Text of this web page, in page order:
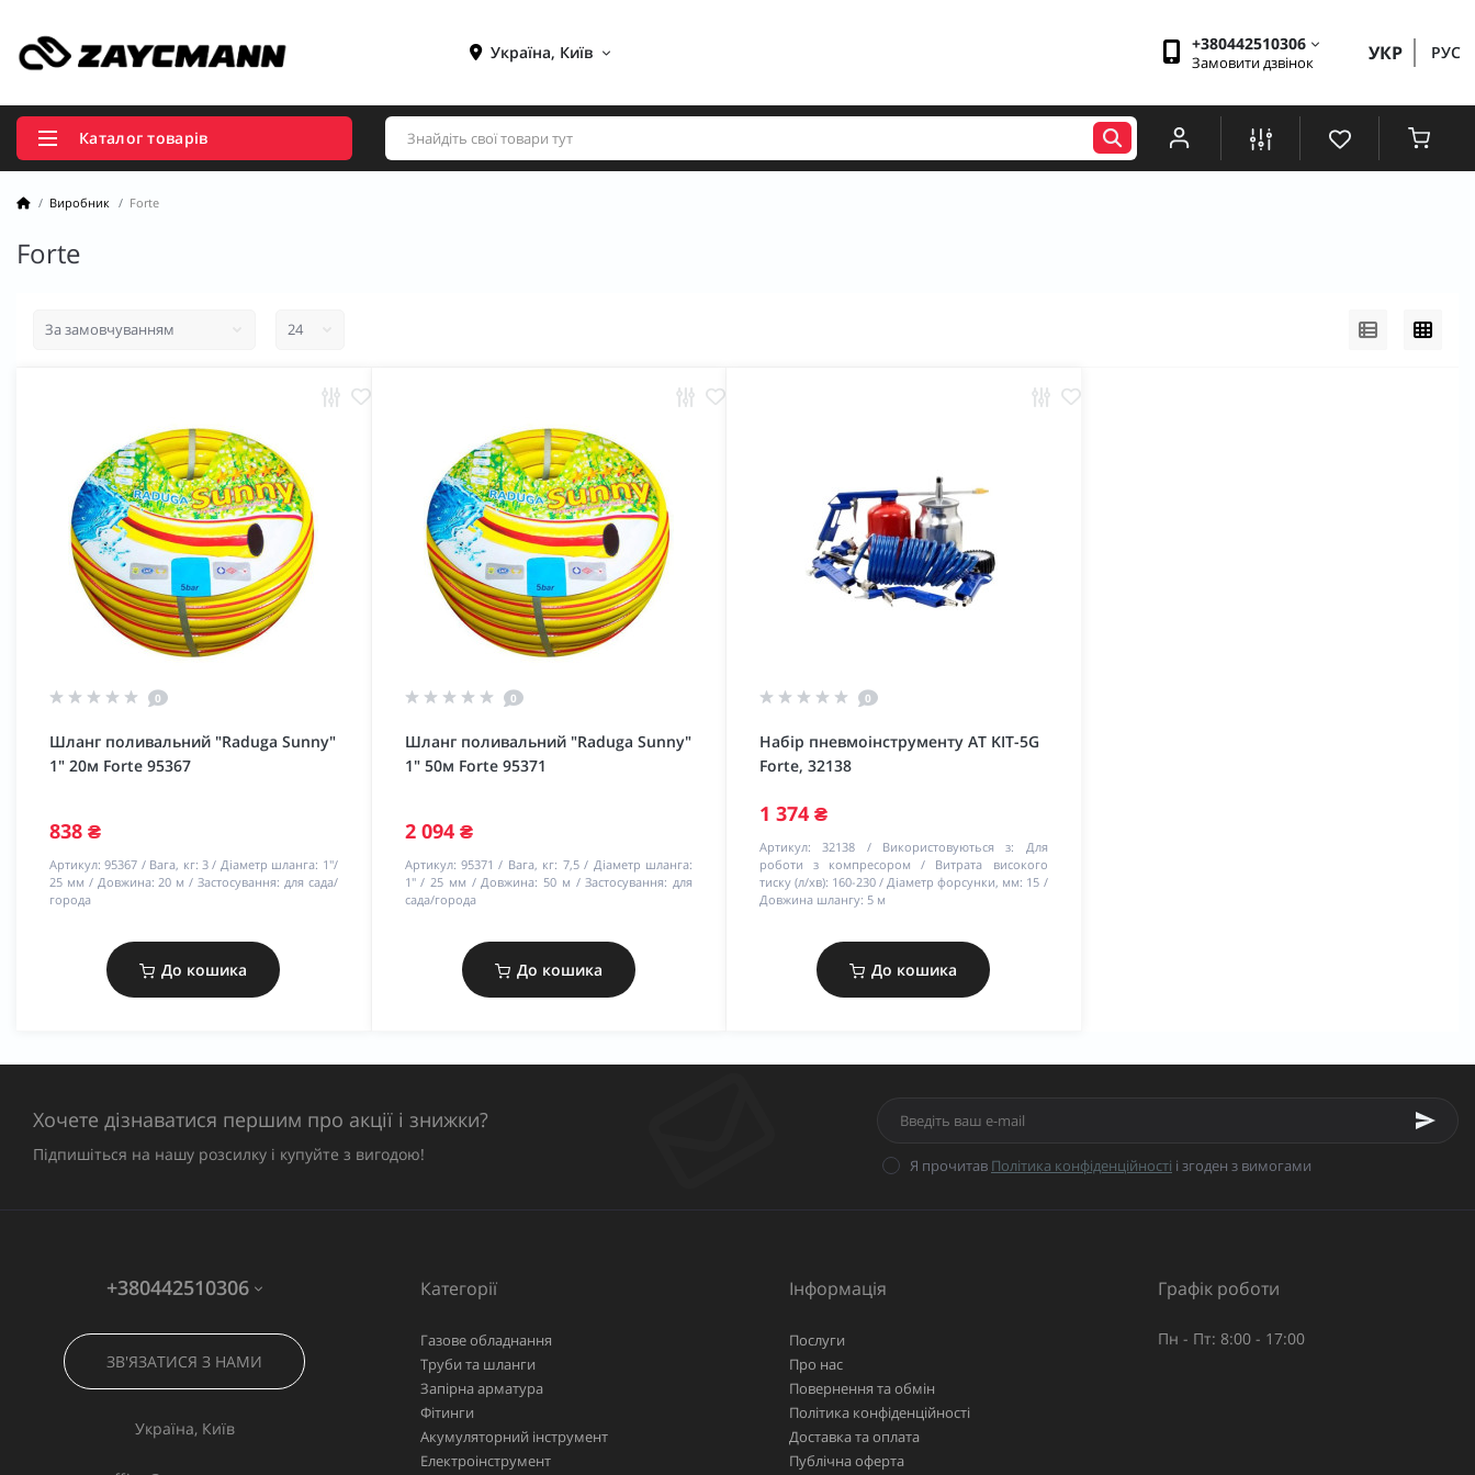
Україна, Київ +380442510306
Замовити дзвінок УКР РУС
Каталог товарів
Виробник Forte
Forte
0
Шланг поливальний "Raduga Sunny"
1" 20м Forte 95367
838 ₴
Артикул: 95367 Вага, кг: 3 Діаметр шланга: 1"/
25 мм
Довжина: 20 м Застосування: для сада/
города
До кошика
0
Шланг поливальний "Raduga Sunny"
1" 50м Forte 95371
2 094 ₴
Артикул: 95371 Вага, кг: 7,5
Діаметр шланга:
1" / 25 мм
Довжина: 50 м Застосування: для
сада/города
До кошика
0
Набір пневмоінструменту AT KIT-5G
Forte, 32138
1 374 ₴
Артикул: 32138 Використовуються з:
Для
роботи з компресором
Витрата високого
тиску (л/хв): 160-230 Діаметр форсунки, мм: 15
Довжина шлангу: 5 м
До кошика
Хочете дізнаватися першим про акції і знижки?
Підпишіться на нашу розсилку і купуйте з вигодою!
Я прочитав Політика конфіденційності і згоден з вимогами
+380442510306
ЗВ'ЯЗАТИСЯ З НАМИ
Україна, Київ
Категорії
Газове обладнання
Труби та шланги
Запірна арматура
Фітинги
Акумуляторний інструмент
Електроінструмент
Інформація
Послуги
Про нас
Повернення та обмін
Політика конфіденційності
Доставка та оплата
Публічна оферта
Графік роботи
Пн - Пт: 8:00 - 17:00